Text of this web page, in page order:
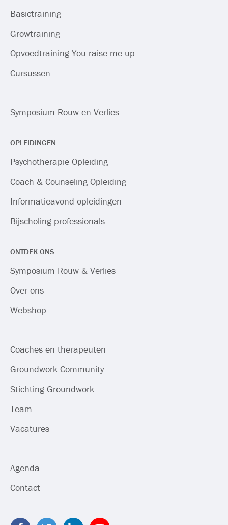
Basictraining
Growtraining
Opvoedtraining You raise me up
Cursussen
Symposium Rouw en Verlies
OPLEIDINGEN
Psychotherapie Opleiding
Coach & Counseling Opleiding
Informatieavond opleidingen
Bijscholing professionals
ONTDEK ONS
Symposium Rouw & Verlies
Over ons
Webshop
Coaches en therapeuten
Groundwork Community
Stichting Groundwork
Team
Vacatures
Agenda
Contact